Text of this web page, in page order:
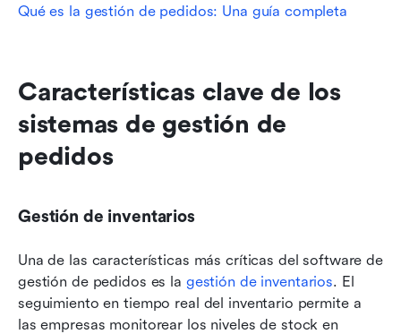
Qué es la gestión de pedidos: Una guía completa
Características clave de los
sistemas de gestión de
pedidos
Gestión de inventarios
Una de las características más críticas del software de
gestión de pedidos es la gestión de inventarios. El
seguimiento en tiempo real del inventario permite a
las empresas monitorear los niveles de stock en